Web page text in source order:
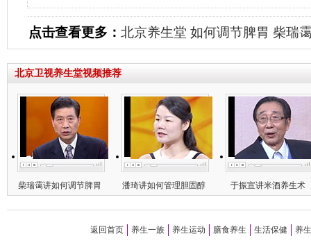
点击查看更多： 北京养生堂 如何调节脾胃 柴瑞
北京卫视养生堂视频推荐
柴瑞霭讲如何调节脾胃 潘琦讲如何管理胆固醇 于振宣讲米酒养生术
返回首页 养生一族 养生运动 膳食养生 生活保健
养